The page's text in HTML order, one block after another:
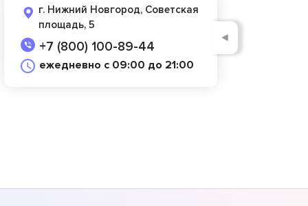
г. Нижний Новгород, Советская
площадь, 5
+7 (800) 100-89-44
ежедневно с 09:00 до 21:00
◄